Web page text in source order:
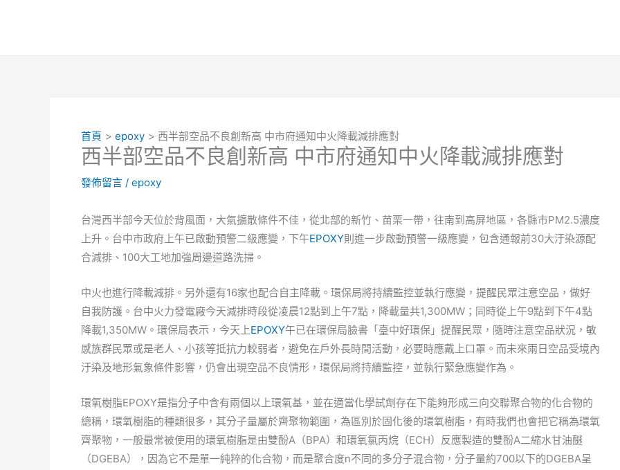
首頁 epoxy 西半部空品不良創新高 中市府通知中火降載減排應對
西半部空品不良創新高 中市府通知中火降載減排應對
發佈留言 / epoxy
台灣西半部今天位於背風面，大氣擴散條件不佳，從北部的新竹、苗栗一帶，往南到高屏地區，各縣市PM2.5濃度
上升。台中市政府上午已啟動預警二級應變，下午EPOXY則進一步啟動預警一級應變，包含通報前30大汙染源配
合減排、100大工地加強周邊道路洗掃。
中火也進行降載減排。另外還有16家也配合自主降載。環保局將持續監控並執行應變，提醒民眾注意空品，做好
自我防護。台中火力發電廠今天減排時段從凌晨12點到上午7點，降載量共1,300MW；同時從上午9點到下午4點
降載1,350MW。環保局表示，今天上EPOXY午已在環保局臉書「臺中好環保」提醒民眾，隨時注意空品狀況，敏
感族群民眾或是老人、小孩等抵抗力較弱者，避免在戶外長時間活動，必要時應戴上口罩。而未來兩日空品受境內
汙染及地形氣象條件影響，仍會出現空品不良情形，環保局將持續監控，並執行緊急應變作為。
環氧樹脂EPOXY是指分子中含有兩個以上環氧基，並在適當化學試劑存在下能夠形成三向交聯聚合物的化合物的
總稱，環氧樹脂的種類很多，其分子量屬於齊聚物範圍，為區別於固化後的環氧樹脂，有時我們也會把它稱為環氧
齊聚物，一般最常被使用的環氧樹脂是由雙酚A（BPA）和環氧氯丙烷（ECH）反應製造的雙酚A二縮水甘油醚
（DGEBA），因為它不是單一純粹的化合物，而是聚合度n不同的多分子混合物，分子量約700以下的DGEBA呈